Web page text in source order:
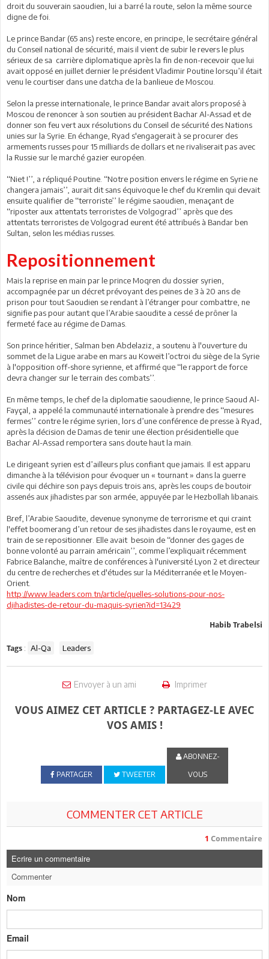
droit du souverain saoudien, lui a barré la route, selon la même source
digne de foi.
Le prince Bandar (65 ans) reste encore, en principe, le secrétaire général
du Conseil national de sécurité, mais il vient de subir le revers le plus
sérieux de sa carrière diplomatique après la fin de non-recevoir que lui
avait opposé en juillet dernier le président Vladimir Poutine lorsqu’il était
venu le courtiser dans une datcha de la banlieue de Moscou.
Selon la presse internationale, le prince Bandar avait alors proposé à
Moscou de renoncer à son soutien au président Bachar Al-Assad et de
donner son feu vert aux résolutions du Conseil de sécurité des Nations
unies sur la Syrie. En échange, Ryad s'engagerait à se procurer des
armements russes pour 15 milliards de dollars et ne rivaliserait pas avec
la Russie sur le marché gazier européen.
‘‘Niet !’’, a répliqué Poutine. ‘‘Notre position envers le régime en Syrie ne
changera jamais’’, aurait dit sans équivoque le chef du Kremlin qui devait
ensuite qualifier de ‘‘terroriste’’ le régime saoudien, menaçant de
‘‘riposter aux attentats terroristes de Volgograd’’ après que des
attentats terroristes de Volgograd eurent été attribués à Bandar ben
Sultan, selon les médias russes.
Repositionnement
Mais la reprise en main par le prince Moqren du dossier syrien,
accompagnée par un décret prévoyant des peines de 3 à 20 ans de
prison pour tout Saoudien se rendant à l’étranger pour combattre, ne
signifie pas pour autant que l’Arabie saoudite a cessé de prôner la
fermeté face au régime de Damas.
Son prince héritier, Salman ben Abdelaziz, a soutenu à l'ouverture du
sommet de la Ligue arabe en mars au Koweït l’octroi du siège de la Syrie
à l'opposition off-shore syrienne, et affirmé que ‘‘le rapport de force
devra changer sur le terrain des combats’’.
En même temps, le chef de la diplomatie saoudienne, le prince Saoud Al-
Fayçal, a appelé la communauté internationale à prendre des ‘‘mesures
fermes’’ contre le régime syrien, lors d’une conférence de presse à Ryad,
après la décision de Damas de tenir une élection présidentielle que
Bachar Al-Assad remportera sans doute haut la main.
Le dirigeant syrien est d’ailleurs plus confiant que jamais. Il est apparu
dimanche à la télévision pour évoquer un « tournant » dans la guerre
civile qui déchire son pays depuis trois ans, après les coups de boutoir
assenés aux jihadistes par son armée, appuyée par le Hezbollah libanais.
Bref, l’Arabie Saoudite, devenue synonyme de terrorisme et qui craint
l'effet boomerang d’un retour de ses jihadistes dans le royaume, est en
train de se repositionner. Elle avait besoin de ‘‘donner des gages de
bonne volonté au parrain américain’’, comme l’expliquait récemment
Fabrice Balanche, maître de conférences à l'université Lyon 2 et directeur
du centre de recherches et d'études sur la Méditerranée et le Moyen-
Orient.
http://www.leaders.com.tn/article/quelles-solutions-pour-nos-
djihadistes-de-retour-du-maquis-syrien?id=13429
Habib Trabelsi
Tags : Al-Qa Leaders
Envoyer à un ami Imprimer
VOUS AIMEZ CET ARTICLE ? PARTAGEZ-LE AVEC
VOS AMIS !
PARTAGER TWEETER
ABONNEZ-
VOUS
COMMENTER CET ARTICLE
1 Commentaire
Ecrire un commentaire
Commenter
Nom
Email